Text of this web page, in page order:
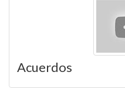
Acuerdos